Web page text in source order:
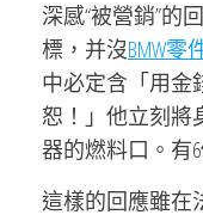
深感“被營銷”的
標，并沒BMW零
中必定含「用金
恕！」他立刻將
器的燃料口。有
這樣的回應雖在